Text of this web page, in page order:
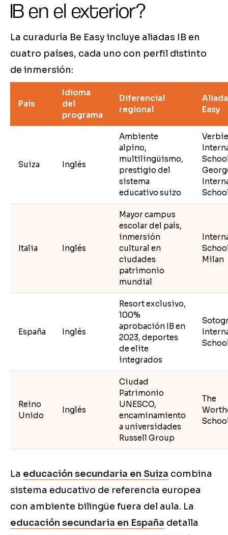
IB en el exterior?
La curaduría Be Easy incluye aliadas IB en
cuatro países, cada uno con perfil distinto
de inmersión:
País
Idioma
del
programa
Diferencial
regional
Easy
Suiza Inglés
Ambiente
alpino,
multilingüismo,
prestigio del
sistema
educativo suizo
Italia Inglés
Mayor campus
escolar del país,
inmersión
cultural en
ciudades
patrimonio
mundial
Milan
España Inglés
Resort exclusivo,
100%
aprobación IB en
2023, deportes
de elite
integrados
Reino
Unido
Inglés
Ciudad
Patrimonio
UNESCO,
encaminamiento
a universidades
Russell Group
The
La educación secundaria en Suiza combina
sistema educativo de referencia europea
con ambiente bilingüe fuera del aula. La
educación secundaria en España detalla